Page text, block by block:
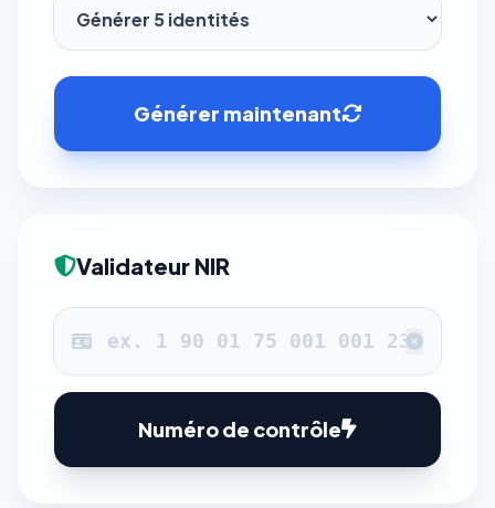
Générer maintenant
Validateur NIR
Numéro de contrôle